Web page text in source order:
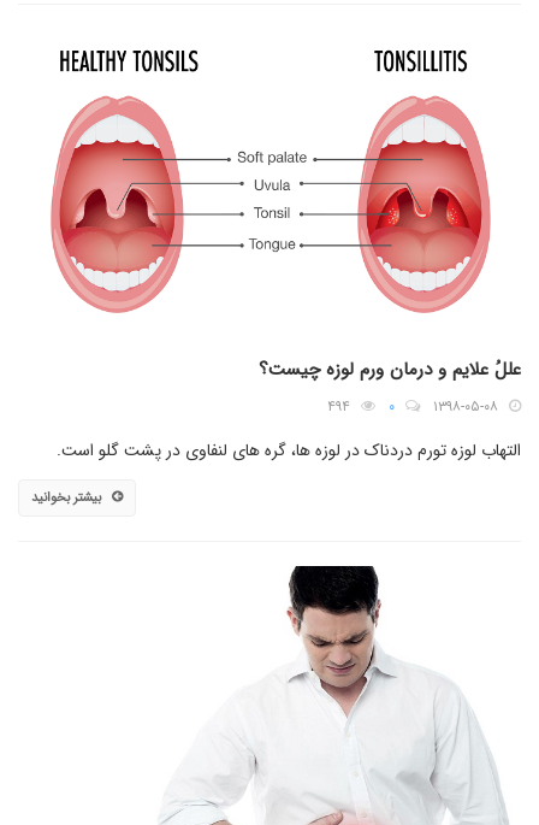
عللُ علایم و درمان ورم لوزه چیست؟
۱۳۹۸-۰۵-۰۸ ۰ ۴۹۴
التهاب لوزه تورم دردناک در لوزه ها، گره های لنفاوی در پشت گلو است.
بیشتر بخوانید